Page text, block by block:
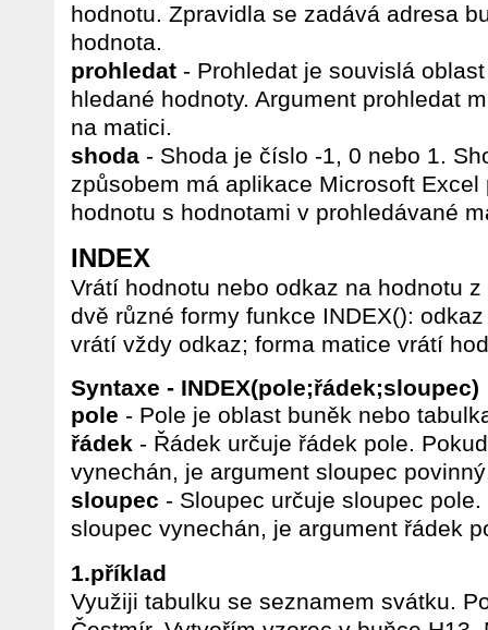
hodnotu. Zpravidla se zadává adresa
hodnota.
prohledat - Prohledat je souvislá
hledané hodnoty. Argument prohledat
na matici.
shoda - Shoda je číslo -1, 0 nebo 1.
způsobem má aplikace Microsoft
hodnotu s hodnotami v prohledávané
INDEX
Vrátí hodnotu nebo odkaz na hodnotu
dvě různé formy funkce INDEX():
vrátí vždy odkaz; forma matice vrátí
Syntaxe - INDEX(pole;řádek;sloupec)
pole - Pole je oblast buněk nebo
řádek - Řádek určuje řádek pole.
vynechán, je argument sloupec
sloupec - Sloupec určuje sloupec
sloupec vynechán, je argument řádek
1.příklad
Využiji tabulku se seznamem svátku.